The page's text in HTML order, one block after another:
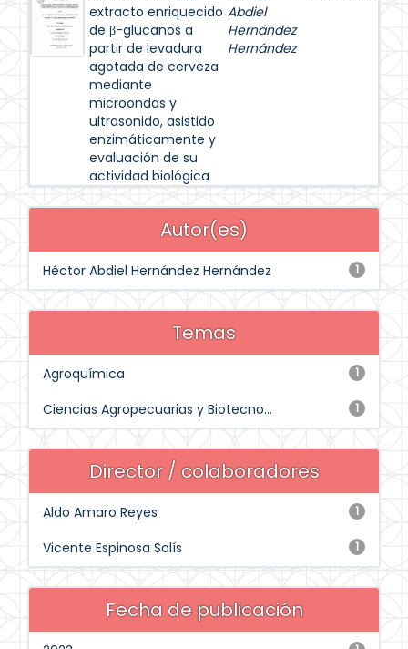
extracto enriquecido
de β-glucanos a
partir de levadura
agotada de cerveza
mediante
microondas y
ultrasonido, asistido
enzimáticamente y
evaluación de su
actividad biológica
Abdiel
Hernández
Hernández
Autor(es)
1
Héctor Abdiel Hernández Hernández
Temas
1
Agroquímica
1
Ciencias Agropecuarias y Biotecno...
Director / colaboradores
1
Aldo Amaro Reyes
1
Vicente Espinosa Solís
Fecha de publicación